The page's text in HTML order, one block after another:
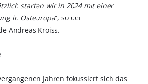
starten wir in 2024 mit einer
in Osteuropa“, so der
Andreas Kroiss.
Jahren fokussiert sich das